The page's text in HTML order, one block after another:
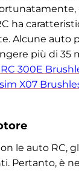
ha
Alcune auto
più di 35
300E
‎X07
le auto RC,
Pertanto, è